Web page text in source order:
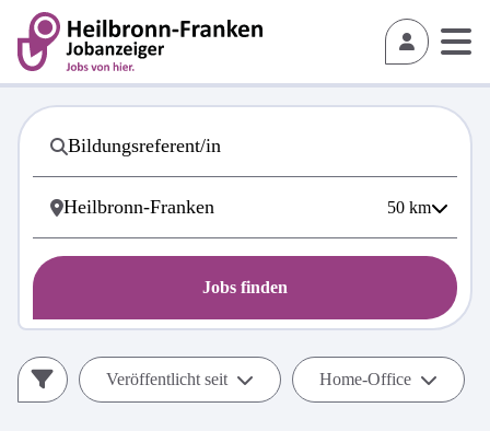
50 km
Jobs finden
Veröffentlicht seit Home-Office